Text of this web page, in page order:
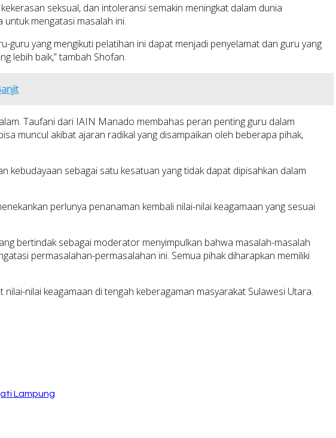
seksual, dan intoleransi semakin meningkat dalam dunia
mengatasi masalah ini.
guru yang mengikuti pelatihan ini dapat menjadi penyelamat dan guru yang
lebih baik,” tambah Shofan.
Taufani dari IAIN Manado membahas peran penting guru dalam
muncul akibat ajaran radikal yang disampaikan oleh beberapa pihak,
kebudayaan sebagai satu kesatuan yang tidak dapat dipisahkan dalam
perlunya penanaman kembali nilai-nilai keagamaan yang sesuai
bertindak sebagai moderator menyimpulkan bahwa masalah-masalah
permasalahan-permasalahan ini. Semua pihak diharapkan memiliki
nilai keagamaan di tengah keberagaman masyarakat Sulawesi Utara.
Lampung